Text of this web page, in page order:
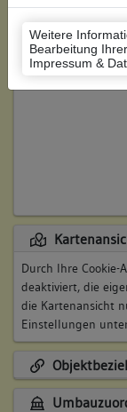
Weitere
Bearbeitung
Impressum &
Historischer
Historische
Lage des
Durch Ihre Cookie-
deaktiviert, die
die Kartenansicht
Einstellungen